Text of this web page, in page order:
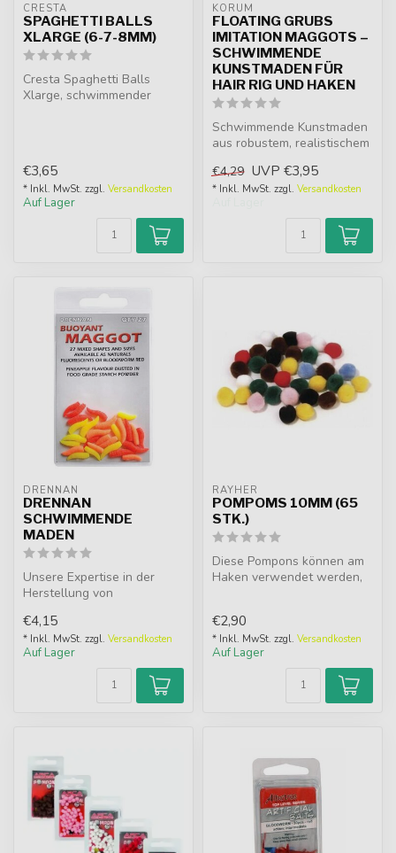
CRESTA
SPAGHETTI BALLS
XLARGE (6-7-8MM)
Cresta Spaghetti Balls
Xlarge, schwimmender
€3,65
* Inkl. MwSt. zzgl. Versandkosten
Auf Lager
KORUM
FLOATING GRUBS
IMITATION MAGGOTS –
SCHWIMMENDE
KUNSTMADEN FÜR
HAIR RIG UND HAKEN
Schwimmende Kunstmaden
aus robustem, realistischem
€4,29 UVP €3,95
* Inkl. MwSt. zzgl. Versandkosten
DRENNAN
DRENNAN
SCHWIMMENDE
MADEN
Unsere Expertise in der
Herstellung von
ermöglicht, eine...
€4,15
* Inkl. MwSt. zzgl. Versandkosten
Auf Lager
RAYHER
POMPOMS 10MM (65
STK.)
Diese Pompons können am
Haken verwendet werden,
€2,90
* Inkl. MwSt. zzgl. Versandkosten
Auf Lager